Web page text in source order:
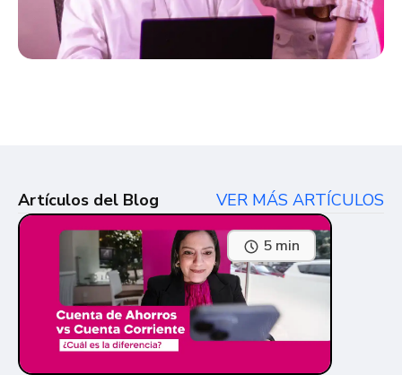
Artículos del Blog VER MÁS ARTÍCULOS
5 min